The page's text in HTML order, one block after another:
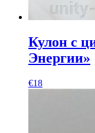
Кулон с
Энергии»
€18